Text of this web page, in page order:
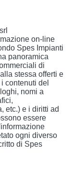
on-line
Spes Impianti
panoramica
di
stessa offerti e
contenuti del
nomi a
etc.) e i diritti ad
essere
ogni diverso
di Spes